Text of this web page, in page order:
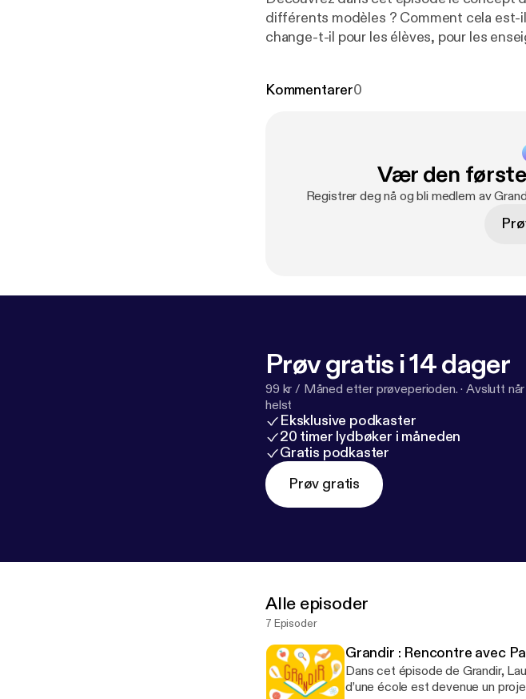
différents modèles ? Comment cela est-
change-t-il pour les élèves, pour les enseignants,
Kommentarer0
Vær den
Registrer deg nå og bli medlem av
Prøv gratis i 14 dager
99 kr / Måned etter prøveperioden. ·Avslutt
helst
Eksklusive podkaster
20 timer lydbøker i måneden
Gratis podkaster
Prøv gratis
Alle episoder
7 Episoder
Grandir : Rencontre avec
Dans cet épisode de Grandir,
d’une école est devenue un